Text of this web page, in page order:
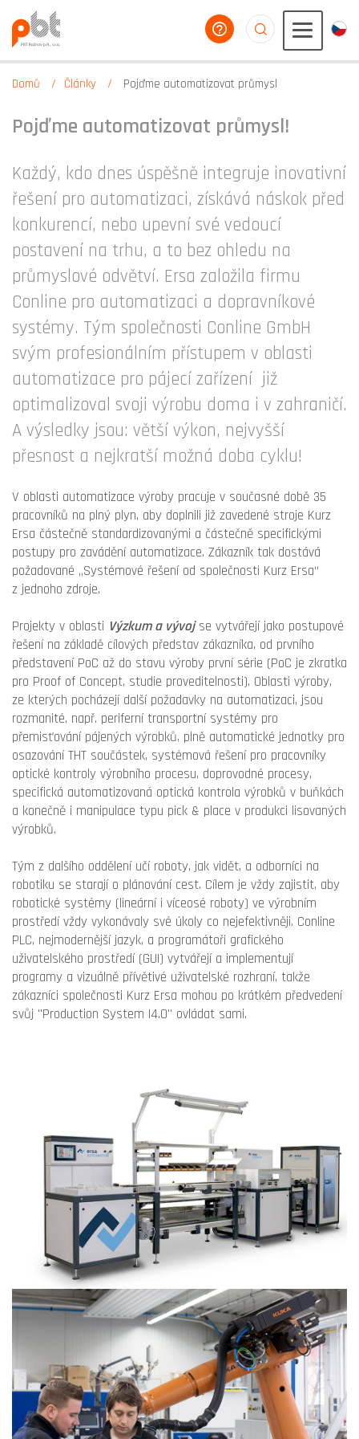
poradíme vám
Domů Články Pojďme automatizovat průmysl
Pojďme automatizovat průmysl!
Každý, kdo dnes úspěšně integruje inovativní
řešení pro automatizaci, získává náskok před
konkurencí, nebo upevní své vedoucí
postavení na trhu, a to bez ohledu na
průmyslové odvětví. Ersa založila firmu
Conline pro automatizaci a dopravníkové
systémy. Tým společnosti Conline GmbH
svým profesionálním přístupem v oblasti
automatizace pro pájecí zařízení již
optimalizoval svoji výrobu doma i v zahraničí.
A výsledky jsou: větší výkon, nejvyšší
přesnost a nejkratší možná doba cyklu!
V oblasti automatizace výroby pracuje v současné době 35
pracovníků na plný plyn, aby doplnili již zavedené stroje Kurz
Ersa částečně standardizovanými a částečně specifickými
postupy pro zavádění automatizace. Zákazník tak dostává
požadované „Systémové řešení od společnosti Kurz Ersa“
z jednoho zdroje.
Projekty v oblasti Výzkum a vývojse vytvářejí jako postupové
řešení na základě cílových představ zákazníka, od prvního
představení PoC až do stavu výroby první série (PoC je zkratka
pro Proof of Concept, studie proveditelnosti). Oblasti výroby,
ze kterých pocházejí další požadavky na automatizaci, jsou
rozmanité, např. periferní transportní systémy pro
přemisťování pájených výrobků, plně automatické jednotky pro
osazování THT součástek, systémová řešení pro pracovníky
optické kontroly výrobního procesu, doprovodné procesy,
specifická automatizovaná optická kontrola výrobků v buňkách
a konečně i manipulace typu pick & place v produkci lisovaných
výrobků.
Tým z dalšího oddělení učí roboty, jak vidět, a odborníci na
robotiku se starají o plánování cest. Cílem je vždy zajistit, aby
robotické systémy (lineární i víceosé roboty) ve výrobním
prostředí vždy vykonávaly své úkoly co nejefektivněji. Conline
PLC, nejmodernější jazyk, a programátoři grafického
uživatelského prostředí (GUI) vytvářejí a implementují
programy a vizuálně přívětivé uživatelské rozhraní, takže
zákazníci společnosti Kurz Ersa mohou po krátkém předvedení
svůj "Production System I4.0" ovládat sami.